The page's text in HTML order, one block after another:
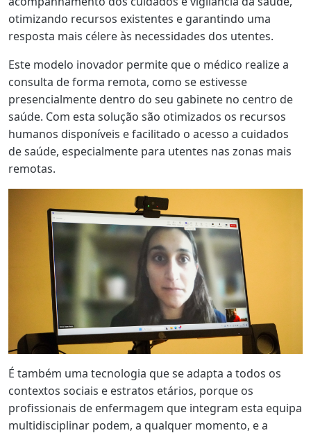
otimizando recursos existentes e garantindo uma
resposta mais célere às necessidades dos utentes.
Este modelo inovador permite que o médico realize a
consulta de forma remota, como se estivesse
presencialmente dentro do seu gabinete no centro de
saúde. Com esta solução são otimizados os recursos
humanos disponíveis e facilitado o acesso a cuidados
de saúde, especialmente para utentes nas zonas mais
remotas.
É também uma tecnologia que se adapta a todos os
contextos sociais e estratos etários, porque os
profissionais de enfermagem que integram esta equipa
multidisciplinar podem, a qualquer momento, e a